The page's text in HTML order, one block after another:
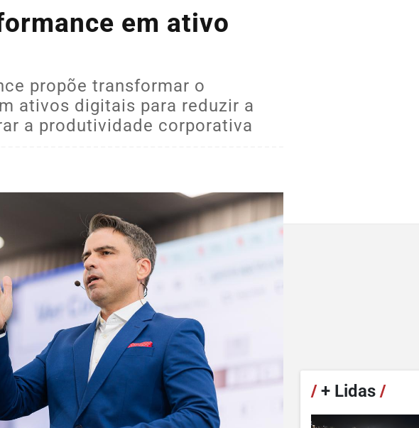
em ativo
propõe transformar o
ativos digitais para reduzir a
a produtividade corporativa
/+ Lidas /